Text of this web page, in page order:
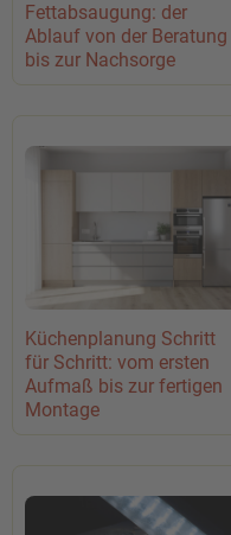
Fettabsaugung: der
Ablauf von der Beratung
bis zur Nachsorge
Küchenplanung Schritt
für Schritt: vom ersten
Aufmaß bis zur fertigen
Montage